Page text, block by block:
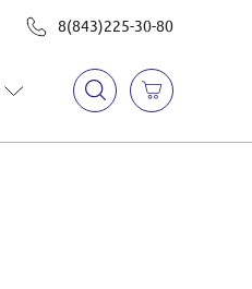
8(843)225-30-80